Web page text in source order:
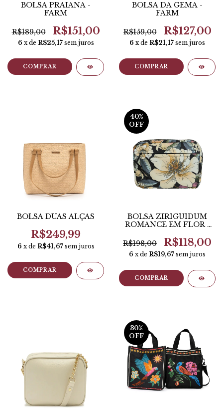
BOLSA PRAIANA -
FARM
R$189,00 R$151,00
6 x de R$25,17 sem juros
COMPRAR
BOLSA DA GEMA -
FARM
R$159,00 R$127,00
6 x de R$21,17 sem juros
COMPRAR
BOLSA DUAS ALÇAS
R$249,99
6 x de R$41,67 sem juros
COMPRAR
40%
OFF
BOLSA ZIRIGUIDUM
ROMANCE EM FLOR -
R$198,00
R$118,00
6 x de R$19,67 sem juros
COMPRAR
30%
OFF